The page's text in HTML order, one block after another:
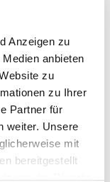
Anzeigen zu
anbieten
zu
zu Ihrer
Partner für
weiter. Unsere
mit
bereitgestellt